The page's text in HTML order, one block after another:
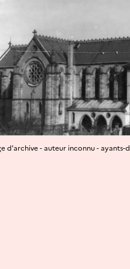
d'archive - auteur inconnu -